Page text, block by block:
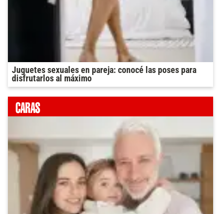
Juguetes sexuales en pareja: conocé las poses para
disfrutarlos al máximo